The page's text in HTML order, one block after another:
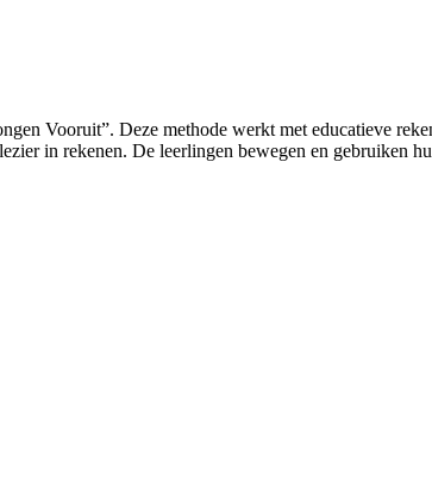
Vooruit”. Deze methode werkt met educatieve
in rekenen. De leerlingen bewegen en gebruiken